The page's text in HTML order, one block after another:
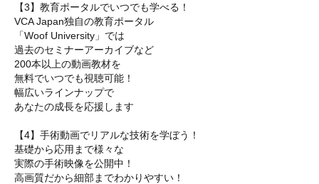
【3】教育ポータルでいつでも学べる！
VCA Japan独自の教育ポータル
「Woof University」では
過去のセミナーアーカイブなど
200本以上の動画教材を
無料でいつでも視聴可能！
幅広いラインナップで
あなたの成長を応援します
【4】手術動画でリアルな技術を学ぼう！
基礎から応用まで様々な
実際の手術映像を公開中！
高画質だから細部までわかりやすい！